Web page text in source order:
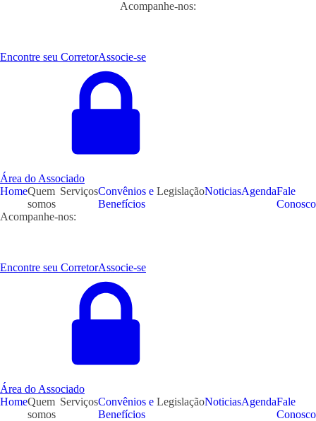
Acompanhe-nos:
Encontre seu CorretorAssocie-se
Área do Associado
HomeQuem
somos
ServiçosConvênios e
Benefícios
LegislaçãoNoticiasAgendaFale
Conosco
Acompanhe-nos:
Encontre seu CorretorAssocie-se
Área do Associado
HomeQuem
somos
ServiçosConvênios e
Benefícios
LegislaçãoNoticiasAgendaFale
Conosco